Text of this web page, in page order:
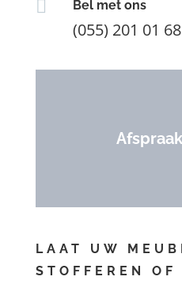
 Bel met ons
(055) 201 01 68
LAAT UW
STOFFEREN OF